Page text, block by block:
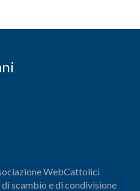
WebCattolici
scambio e di condivisione